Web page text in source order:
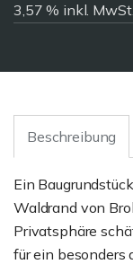
3,57 % inkl. MwSt.
Beschreibung
Ein
Waldrand von
Privatsphäre
für ein besonders